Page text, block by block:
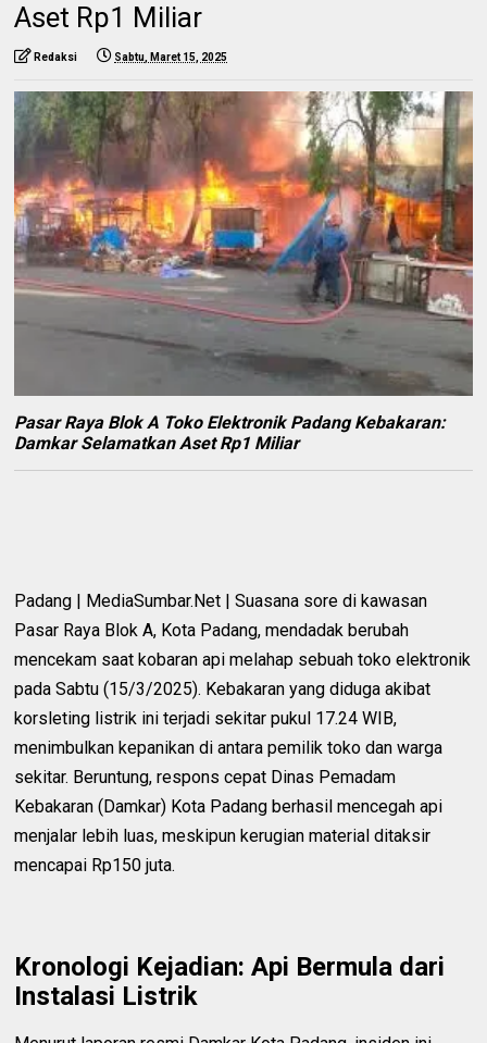
Aset Rp1 Miliar
Redaksi Sabtu, Maret 15, 2025
Pasar Raya Blok A Toko Elektronik Padang Kebakaran:
Damkar Selamatkan Aset Rp1 Miliar
Padang | MediaSumbar.Net | Suasana sore di kawasan
Pasar Raya Blok A, Kota Padang, mendadak berubah
mencekam saat kobaran api melahap sebuah toko elektronik
pada Sabtu (15/3/2025). Kebakaran yang diduga akibat
korsleting listrik ini terjadi sekitar pukul 17.24 WIB,
menimbulkan kepanikan di antara pemilik toko dan warga
sekitar. Beruntung, respons cepat Dinas Pemadam
Kebakaran (Damkar) Kota Padang berhasil mencegah api
menjalar lebih luas, meskipun kerugian material ditaksir
mencapai Rp150 juta.
Kronologi Kejadian: Api Bermula dari
Instalasi Listrik